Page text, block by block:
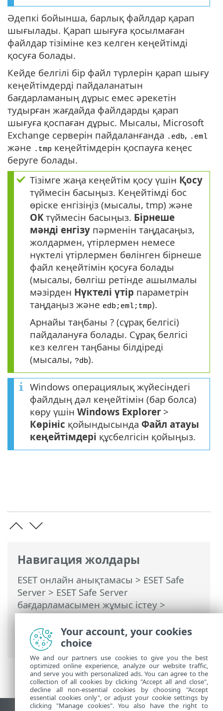
Навигация жолдары
ESET онлайн анықтамасы > ESET Safe
Server > ESET Safe Server
бағдарламасымен жұмыс істеу>
Кеңейтілген орнату>Қорғаныстар>
ThreatSense> Қарап шығуға
қосылмаған файл кеңейтімдері
Әдепкі бойынша, барлық файлдар қарап
шығылады. Қарап шығуға қосылмаған
файлдар тізіміне кез келген кеңейтімді
қосуға болады.
Кейде белгілі бір файл түрлерін қарап шығу
кеңейтімдерді пайдаланатын
бағдарламаның дұрыс емес әрекетін
тудырған жағдайда файлдарды қарап
шығуға қоспаған дұрыс. Мысалы, Microsoft
Exchange серверін пайдаланғанда .edb, .eml
және .tmp кеңейтімдерін қоспауға кеңес
беруге болады.
Тізімге жаңа кеңейтім қосу үшін Қосу
түймесін басыңыз. Кеңейтімді бос
өріске енгізіңіз (мысалы, tmp) және
OKтүймесін басыңыз. Бірнеше
мәнді енгізу пәрменін таңдасаңыз,
жолдармен, үтірлермен немесе
нүктелі үтірлермен бөлінген бірнеше
файл кеңейтімін қосуға болады
(мысалы, бөлгіш ретінде ашылмалы
мәзірден Нүктелі үтір параметрін
таңдаңыз және edb;eml;tmp).
Арнайы таңбаны ? (сұрақ белгісі)
пайдалануға болады. Сұрақ белгісі
кез келген таңбаны білдіреді
(мысалы, ?db).
Windows операциялық жүйесіндегі
файлдың дәл кеңейтімін (бар болса)
көру үшін Windows Explorer >
Көрініс қойындысында Файл атауы
кеңейтімдері құсбелгісін қойыңыз.
Your account, your cookies
choice
We and our partners use cookies to give you the best
optimized online experience, analyze our website traffic,
and serve you with personalized ads. You can agree to the
collection of all cookies by clicking "Accept all and close",
decline all non-essential cookies by choosing "Accept
essential cookies only", or adjust your cookie settings by
clicking "Manage cookies". You also have the right to